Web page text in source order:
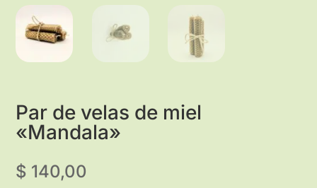
Par de velas de miel
«Mandala»
$ 140,00